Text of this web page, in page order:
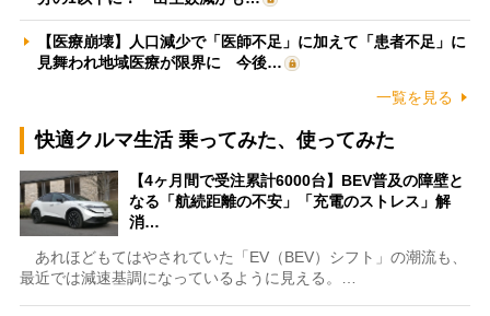
【医療崩壊】人口減少で「医師不足」に加えて「患者不足」に
見舞われ地域医療が限界に 今後…
一覧を見る
快適クルマ生活 乗ってみた、使ってみた
【4ヶ月間で受注累計6000台】BEV普及の障壁と
なる「航続距離の不安」「充電のストレス」解
消…
あれほどもてはやされていた「EV（BEV）シフト」の潮流も、
最近では減速基調になっているように見える。…